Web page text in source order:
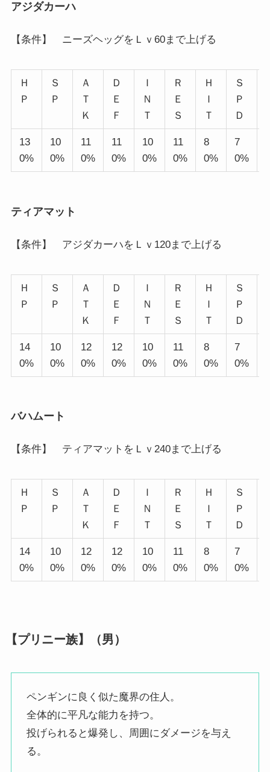
アジダカーハ
【条件】 ニーズヘッグをＬｖ60まで上げる
Ｈ
Ｐ
Ｓ
Ｐ
Ａ
Ｔ
Ｋ
Ｄ
Ｅ
Ｆ
Ｉ
Ｎ
Ｔ
Ｒ
Ｅ
Ｓ
Ｈ
Ｉ
Ｔ
Ｓ
Ｐ
Ｄ
13
0%
10
0%
11
0%
11
0%
10
0%
11
0%
8
0%
7
0%
ティアマット
【条件】 アジダカーハをＬｖ120まで上げる
Ｈ
Ｐ
Ｓ
Ｐ
Ａ
Ｔ
Ｋ
Ｄ
Ｅ
Ｆ
Ｉ
Ｎ
Ｔ
Ｒ
Ｅ
Ｓ
Ｈ
Ｉ
Ｔ
Ｓ
Ｐ
Ｄ
14
0%
10
0%
12
0%
12
0%
10
0%
11
0%
8
0%
7
0%
バハムート
【条件】 ティアマットをＬｖ240まで上げる
Ｈ
Ｐ
Ｓ
Ｐ
Ａ
Ｔ
Ｋ
Ｄ
Ｅ
Ｆ
Ｉ
Ｎ
Ｔ
Ｒ
Ｅ
Ｓ
Ｈ
Ｉ
Ｔ
Ｓ
Ｐ
Ｄ
14
0%
10
0%
12
0%
12
0%
10
0%
11
0%
8
0%
7
0%
【プリニー族】（男）
ペンギンに良く似た魔界の住人。
全体的に平凡な能力を持つ。
投げられると爆発し、周囲にダメージを与え
る。